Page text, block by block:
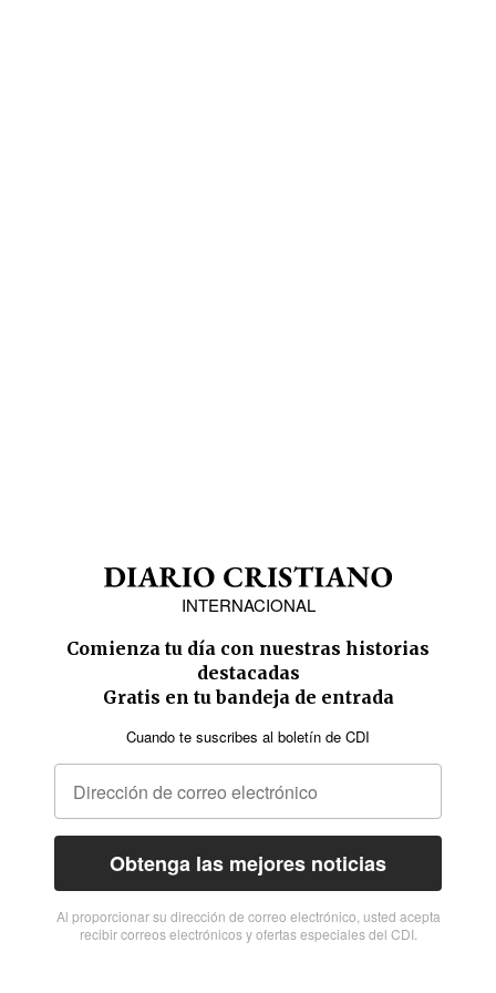
INTERNACIONAL
Comienza tu día con nuestras historias
destacadas
Gratis en tu bandeja de entrada
Cuando te suscribes al boletín de CDI
Obtenga las mejores noticias
Al proporcionar su dirección de correo electrónico, usted acepta
recibir correos electrónicos y ofertas especiales del CDI.